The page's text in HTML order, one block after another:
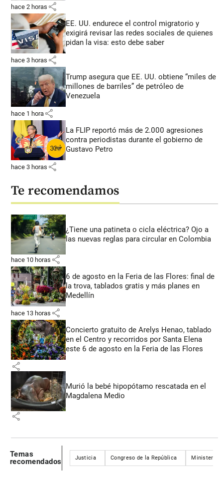
hace 2 horas share
EE. UU. endurece el control migratorio y
exigirá revisar las redes sociales de quienes
pidan la visa: esto debe saber
hace 3 horas share
Trump asegura que EE. UU. obtiene “miles de
millones de barriles” de petróleo de
Venezuela
hace 1 hora share
La FLIP reportó más de 2.000 agresiones
contra periodistas durante el gobierno de
Gustavo Petro
hace 3 horas share
Te recomendamos
¿Tiene una patineta o cicla eléctrica? Ojo a
las nuevas reglas para circular en Colombia
hace 10 horas share
6 de agosto en la Feria de las Flores: final de
la trova, tablados gratis y más planes en
Medellín
hace 13 horas share
Concierto gratuito de Arelys Henao, tablado
en el Centro y recorridos por Santa Elena
este 6 de agosto en la Feria de las Flores
share
Murió la bebé hipopótamo rescatada en el
Magdalena Medio
share
Temas
recomendados
Justicia Congreso de la República Ministerio